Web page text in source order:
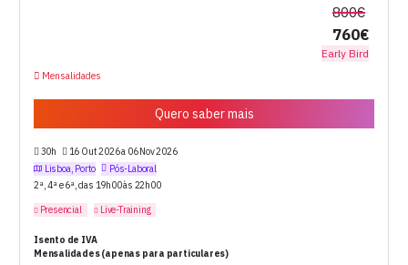
800€
760€
Early Bird
Mensalidades
Quero saber mais
30h
16 Out 2026 a 06 Nov 2026
Lisboa, Porto
Pós-Laboral
2ª, 4ª e 6ª, das 19h00 às 22h00
Presencial Live-Training
Isento de IVA
Mensalidades (apenas para particulares)